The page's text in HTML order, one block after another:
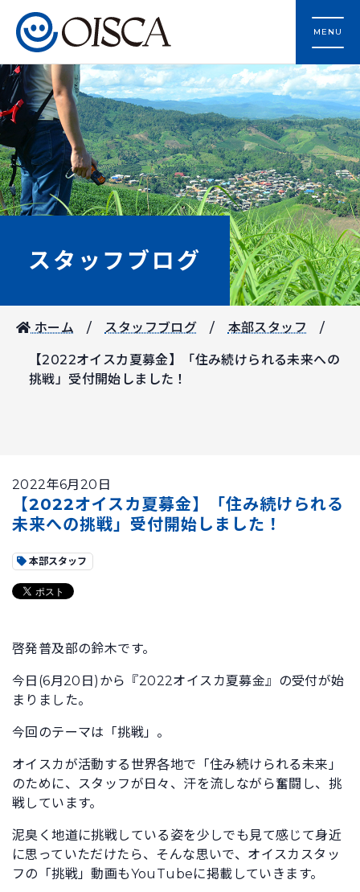
MENU
スタッフブログ
ホーム スタッフブログ 本部スタッフ
【2022オイスカ夏募金】「住み続けられる未来への
挑戦」受付開始しました！
2022年6月20日
【2022オイスカ夏募金】「住み続けられる
未来への挑戦」受付開始しました！
本部スタッフ
啓発普及部の鈴木です。
今日(6月20日)から『2022オイスカ夏募金』の受付が始
まりました。
今回のテーマは「挑戦」。
オイスカが活動する世界各地で「住み続けられる未来」
のために、スタッフが日々、汗を流しながら奮闘し、挑
戦しています。
泥臭く地道に挑戦している姿を少しでも見て感じて身近
に思っていただけたら、そんな思いで、オイスカスタッ
フの「挑戦」動画もYouTubeに掲載していきます。